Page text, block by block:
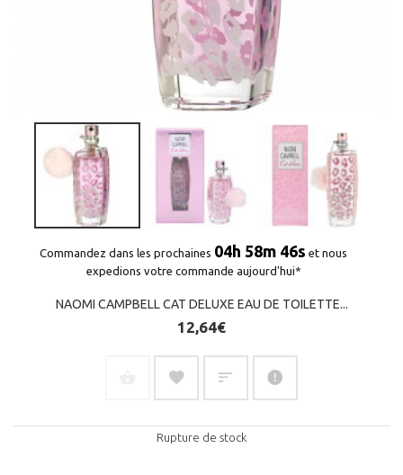
Commandez dans les prochaines 04h 58m 46s et nous
expedions votre commande aujourd'hui*
NAOMI CAMPBELL CAT DELUXE EAU DE TOILETTE...
12,64€
Rupture de stock